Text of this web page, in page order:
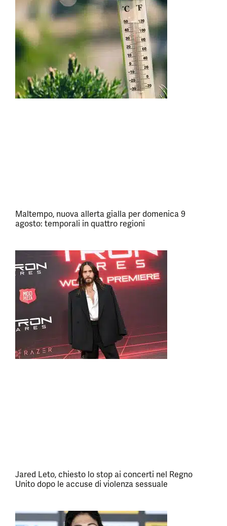
Maltempo, nuova allerta gialla per domenica 9
agosto: temporali in quattro regioni
Jared Leto, chiesto lo stop ai concerti nel Regno
Unito dopo le accuse di violenza sessuale